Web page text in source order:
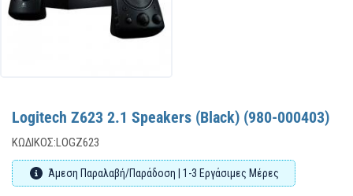
Logitech Z623 2.1 Speakers (Black) (980-000403)
ΚΩΔΙΚΌΣ:LOGZ623
Άμεση Παραλαβή/Παράδοση | 1-3 Εργάσιμες Μέρες